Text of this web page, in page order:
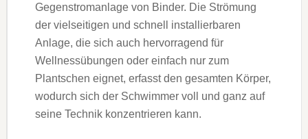
Gegenstromanlage von Binder. Die Strömung
der vielseitigen und schnell installierbaren
Anlage, die sich auch hervorragend für
Wellnessübungen oder einfach nur zum
Plantschen eignet, erfasst den gesamten Körper,
wodurch sich der Schwimmer voll und ganz auf
seine Technik konzentrieren kann.